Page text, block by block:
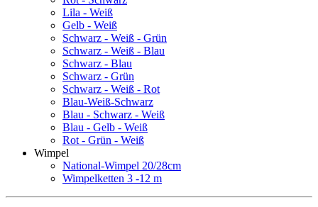
Lila - Weiß
Gelb - Weiß
Schwarz - Weiß - Grün
Schwarz - Weiß - Blau
Schwarz - Blau
Schwarz - Grün
Schwarz - Weiß - Rot
Blau-Weiß-Schwarz
Blau - Schwarz - Weiß
Blau - Gelb - Weiß
Rot - Grün - Weiß
Wimpel
National-Wimpel 20/28cm
Wimpelketten 3 -12 m